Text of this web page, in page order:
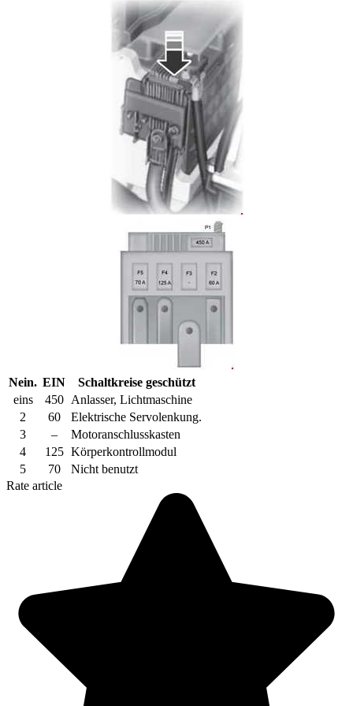
Nein. EIN
Schaltkreise geschützt
eins
450
Anlasser, Lichtmaschine
2
60
Elektrische Servolenkung.
3
–
Motoranschlusskasten
4
125 Körperkontrollmodul
5
70
Nicht benutzt
Rate article